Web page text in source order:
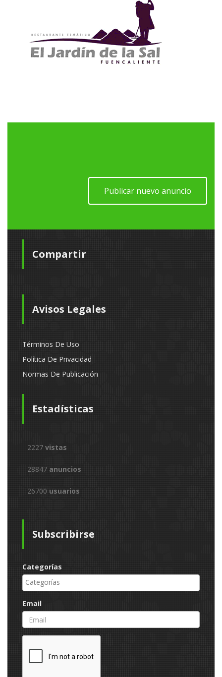
Publicar nuevo anuncio
Compartir
Avisos Legales
Términos De Uso
Política De Privacidad
Normas De Publicación
Estadísticas
2227 vistas
28847 anuncios
26700 usuarios
Subscribirse
Categorías
Email